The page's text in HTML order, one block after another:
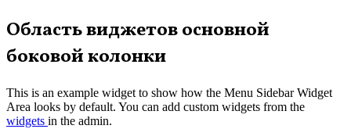
Перейти
к
содержимому
Область виджетов основной
боковой колонки
This is an example widget to show how the Menu Sidebar Widget
Area looks by default. You can add custom widgets from the
widgets in the admin.